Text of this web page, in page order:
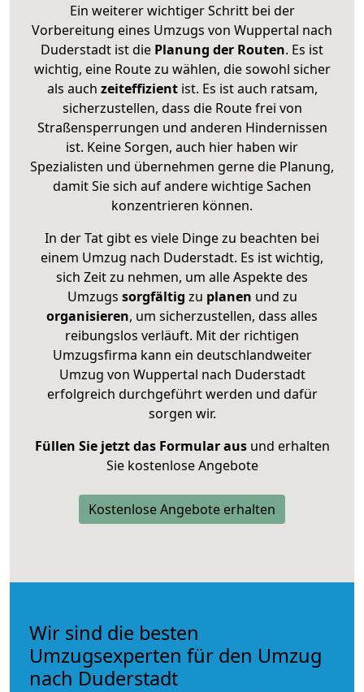
Ein weiterer wichtiger Schritt bei der
Vorbereitung eines Umzugs von Wuppertal nach
Duderstadt ist die Planung der Routen. Es ist
wichtig, eine Route zu wählen, die sowohl sicher
als auch zeiteffizientist. Es ist auch ratsam,
sicherzustellen, dass die Route frei von
Straßensperrungen und anderen Hindernissen
ist. Keine Sorgen, auch hier haben wir
Spezialisten und übernehmen gerne die Planung,
damit Sie sich auf andere wichtige Sachen
konzentrieren können.
In der Tat gibt es viele Dinge zu beachten bei
einem Umzug nach Duderstadt. Es ist wichtig,
sich Zeit zu nehmen, um alle Aspekte des
Umzugs sorgfältig zu planen und zu
organisieren, um sicherzustellen, dass alles
reibungslos verläuft. Mit der richtigen
Umzugsfirma kann ein deutschlandweiter
Umzug von Wuppertal nach Duderstadt
erfolgreich durchgeführt werden und dafür
sorgen wir.
Füllen Sie jetzt das Formular ausund erhalten
Sie kostenlose Angebote
Kostenlose Angebote erhalten
Wir sind die besten
Umzugsexperten für den Umzug
nach Duderstadt